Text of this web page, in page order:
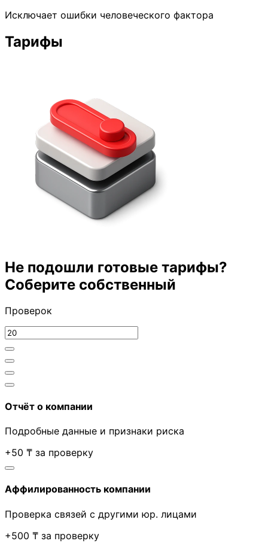
Исключает ошибки человеческого фактора
Тарифы
Не подошли готовые тарифы?
Соберите собственный
Проверок
Отчёт о компании
Подробные данные и признаки риска
+50 ₸ за проверку
Аффилированность компании
Проверка связей с другими юр. лицами
+500 ₸ за проверку